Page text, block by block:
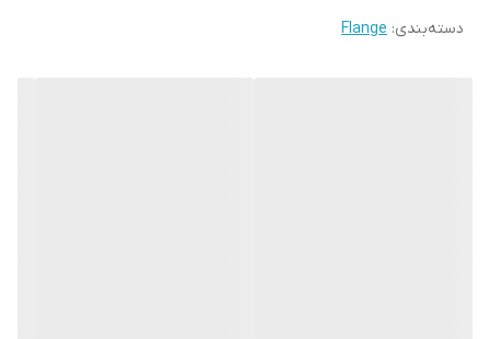
دسته‌بندی:
Flange